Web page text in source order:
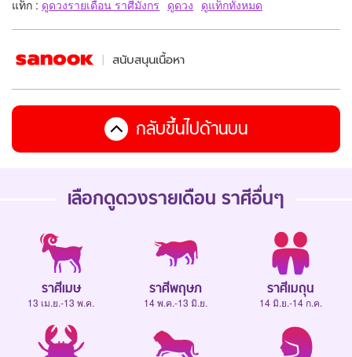
แท็ก : ดูดวงรายเดือน ราศีมังกร ดูดวง ดูแท็กทั้งหมด
สนับสนุนเนื้อหา
กลับขึ้นไปด้านบน
เลือกดูดวงรายเดือน ราศีอื่นๆ
ราศีเมษ
13 เม.ย.-13 พ.ค.
ราศีพฤษภ
14 พ.ค.-13 มิ.ย.
ราศีเมถุน
14 มิ.ย.-14 ก.ค.